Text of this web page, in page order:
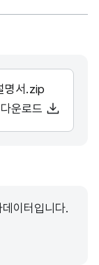
명서.zip
다운로드
이터입니다.